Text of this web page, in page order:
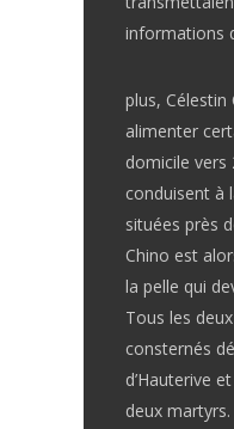
informations
plus, Célestin
alimenter
domicile vers
conduisent à
situées près
Chino est
la pelle qui
Tous les
consternés
d’Hauterive
deux